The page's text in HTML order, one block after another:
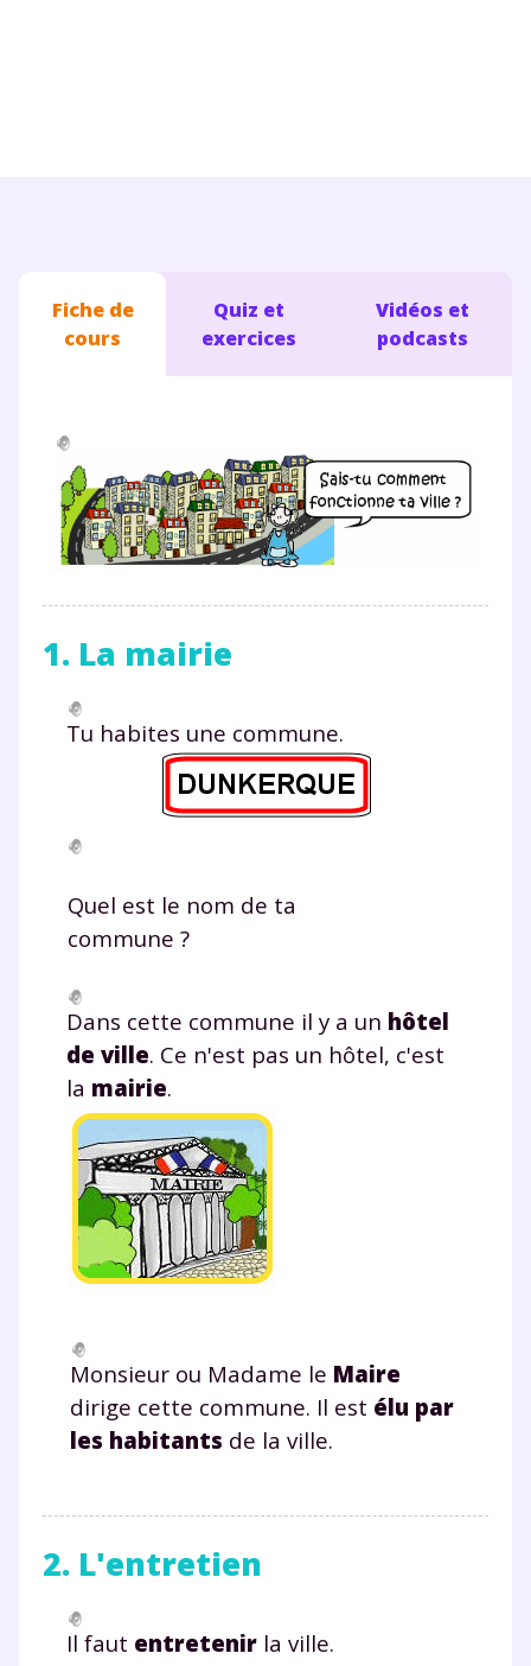
Fiche de
cours
Quiz et
exercices
Vidéos et
podcasts
1. La mairie
Tu habites une commune.
Quel est le nom de ta
commune ?
Dans cette commune il y a un hôtel
de ville. Ce n'est pas un hôtel, c'est
la mairie.
Monsieur ou Madame le Maire
dirige cette commune. Il est élu par
les habitants de la ville.
2. L'entretien
Il faut entretenir la ville.